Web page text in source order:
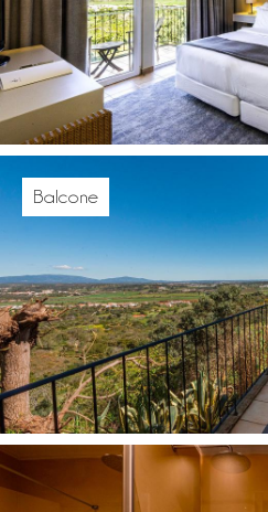
Balcone